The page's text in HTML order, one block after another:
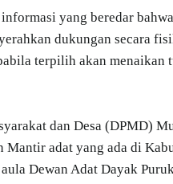
yang beredar
dukungan secara
terpilih akan menaikan
dan Desa (DPMD)
Mantir adat yang ada di
Dewan Adat Dayak